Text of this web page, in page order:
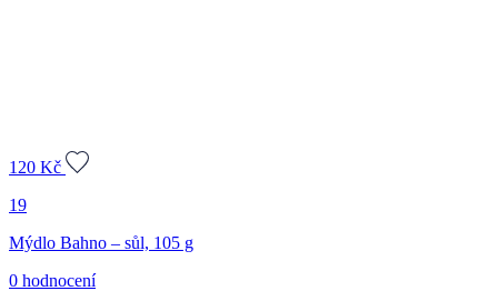
120 Kč
19
Mýdlo Bahno – sůl, 105 g
0 hodnocení